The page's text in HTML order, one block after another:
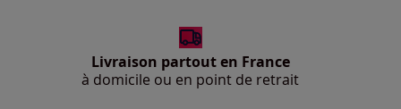
Livraison partout en France
à domicile ou en point de retrait